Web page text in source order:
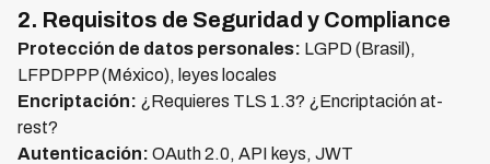
2. Requisitos de Seguridad y Compliance
Protección de datos personales: LGPD (Brasil),
LFPDPPP (México), leyes locales
Encriptación: ¿Requieres TLS 1.3? ¿Encriptación at-
rest?
Autenticación: OAuth 2.0, API keys, JWT